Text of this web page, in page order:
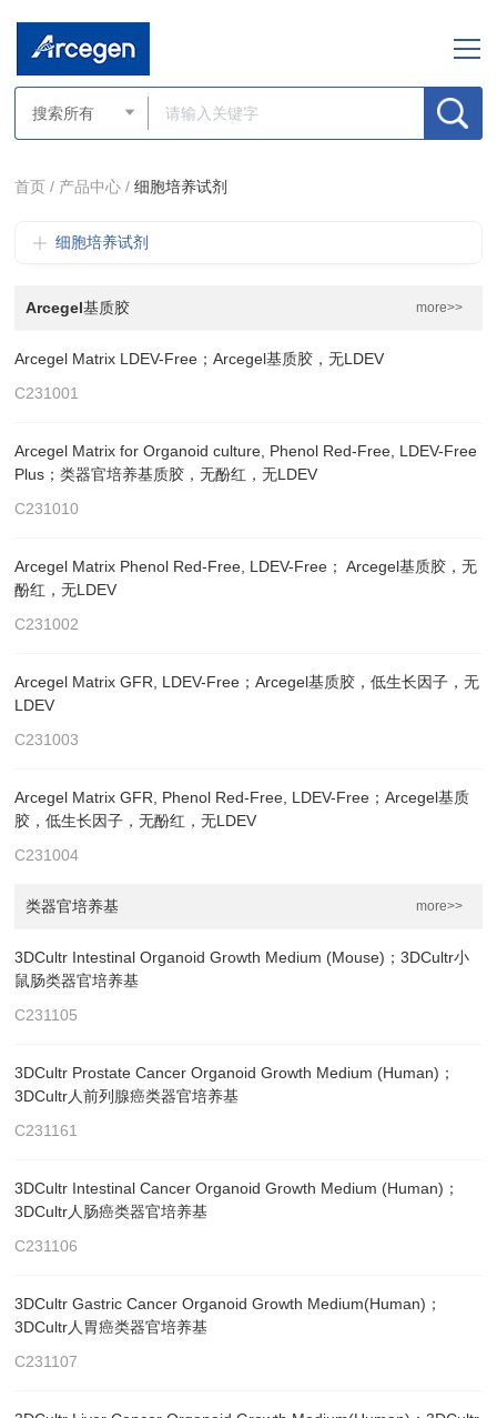
首页 / 产品中心 / 细胞培养试剂
细胞培养试剂
Arcegel基质胶 more>>
Arcegel Matrix LDEV-Free；Arcegel基质胶，无LDEV
C231001
Arcegel Matrix for Organoid culture, Phenol Red-Free, LDEV-Free
Plus；类器官培养基质胶，无酚红，无LDEV
C231010
Arcegel Matrix Phenol Red-Free, LDEV-Free； Arcegel基质胶，无
酚红，无LDEV
C231002
Arcegel Matrix GFR, LDEV-Free；Arcegel基质胶，低生长因子，无
LDEV
C231003
Arcegel Matrix GFR, Phenol Red-Free, LDEV-Free；Arcegel基质
胶，低生长因子，无酚红，无LDEV
C231004
类器官培养基 more>>
3DCultr Intestinal Organoid Growth Medium (Mouse)；3DCultr小
鼠肠类器官培养基
C231105
3DCultr Prostate Cancer Organoid Growth Medium (Human)；
3DCultr人前列腺癌类器官培养基
C231161
3DCultr Intestinal Cancer Organoid Growth Medium (Human)；
3DCultr人肠癌类器官培养基
C231106
3DCultr Gastric Cancer Organoid Growth Medium(Human)；
3DCultr人胃癌类器官培养基
C231107